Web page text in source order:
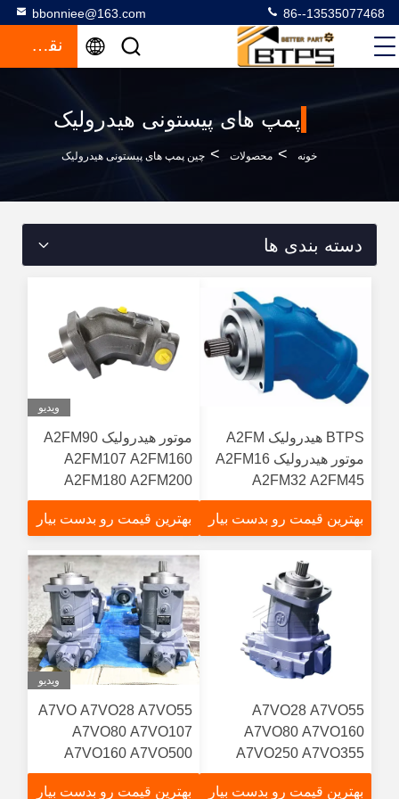
bbonniee@163.com 86--13535077468
نقل قول
پمپ های پیستونی هیدرولیک
خونه > محصولات > چین پمپ های پیستونی هیدرولیک
دسته بندی ها
BTPS هیدرولیک A2FM
موتور هیدرولیک A2FM16
A2FM32 A2FM45
A2FM56 A2FM63
A2FM80
بهترین قیمت رو بدست بیار
ویدیو
موتور هیدرولیک A2FM90
A2FM107 A2FM160
A2FM180 A2FM200
Rexroth A2FM
بهترین قیمت رو بدست بیار
A7VO28 A7VO55
A7VO80 A7VO160
A7VO250 A7VO355
A7VO500 پمپ پیستونی
هیدرولیک چین برای پمپ
بهترین قیمت رو بدست بیار
ویدیو
A7VO A7VO28 A7VO55
A7VO80 A7VO107
A7VO160 A7VO500
سری پمپ پیستون
هیدرولیک متغیر
بهترین قیمت رو بدست بیار